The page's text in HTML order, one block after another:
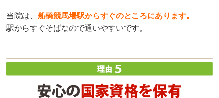
当院は、船橋競馬場駅からすぐのところにあります。
駅からすぐそばなので通いやすいです。